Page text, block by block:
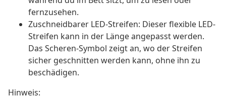
fernzusehen.
Zuschneidbarer LED-Streifen: Dieser flexible LED-
Streifen kann in der Länge angepasst werden.
Das Scheren-Symbol zeigt an, wo der Streifen
sicher geschnitten werden kann, ohne ihn zu
beschädigen.
Hinweis: